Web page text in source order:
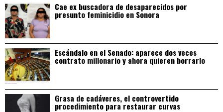
Cae ex buscadora de desaparecidos por
presunto feminicidio en Sonora
Escándalo en el Senado: aparece dos veces
contrato millonario y ahora quieren borrarlo
Grasa de cadáveres, el controvertido
procedimiento para restaurar curvas